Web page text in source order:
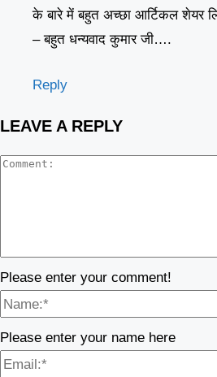
के बारे में बहुत अच्छा आर्टिकल शेयर
– बहुत धन्यवाद कुमार जी….
Reply
LEAVE A REPLY
Please enter your comment!
Please enter your name here